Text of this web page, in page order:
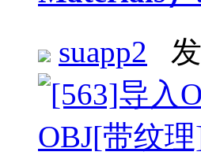
suapp2